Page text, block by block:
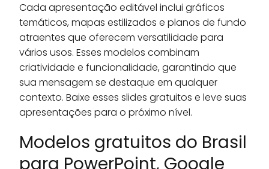
Cada apresentação editável inclui gráficos
temáticos, mapas estilizados e planos de fundo
atraentes que oferecem versatilidade para
vários usos. Esses modelos combinam
criatividade e funcionalidade, garantindo que
sua mensagem se destaque em qualquer
contexto. Baixe esses slides gratuitos e leve suas
apresentações para o próximo nível.
Modelos gratuitos do Brasil
para PowerPoint, Google